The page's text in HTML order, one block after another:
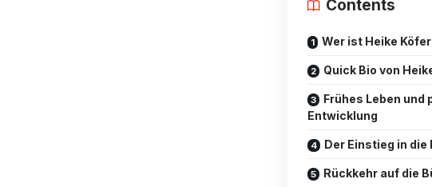
Contents
Wer ist Heike
Quick Bio von
Frühes Leben und
Entwicklung
Der Einstieg in
Rückkehr auf die